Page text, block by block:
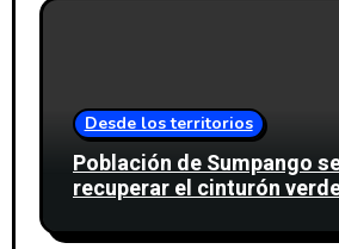
Desde los territorios
Población de Sumpango
recuperar el cinturón